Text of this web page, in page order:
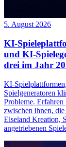
5. August 2026
KI-
und KI-
drei im Jahr
KI-
Spielgeneratoren
Probleme.
zwischen ihnen,
Elseland Kreation,
angetriebenen